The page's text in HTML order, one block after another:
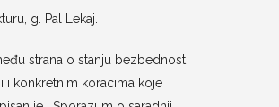
g. Pal Lekaj.
strana o stanju bezbednosti
i konkretnim koracima koje